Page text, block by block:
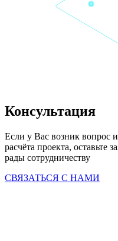
Консультация
Если у Вас возник вопрос
расчёта проекта, оставьте
рады сотрудничеству
СВЯЗАТЬСЯ С НАМИ